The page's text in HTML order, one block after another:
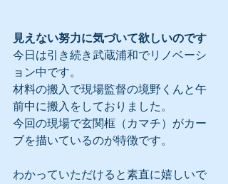
見えない努力に気づいて欲しいのです
今日は引き続き武蔵浦和でリノベーシ
ョン中です。
材料の搬入で現場監督の境野くんと午
前中に搬入をしておりました。
今回の現場で玄関框（カマチ）がカー
ブを描いているのが特徴です。
わかっていただけると素直に嬉しいで